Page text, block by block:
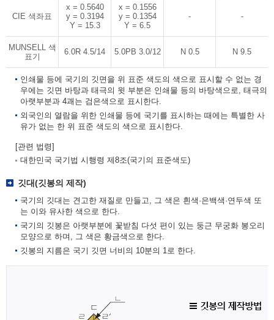
CIE 색좌표
x = 0.5640
y = 0.3194
Y = 15.3
x = 0.1556
y = 0.1354
Y = 6.5
- -
MUNSELL 색
표기
6.0R 4.5/14 5.0PB 3.0/12 N 0.5 N 9.5
인쇄물 등에 국기의 깃면을 위 표준 색도의 색으로 표시할 수 없는 경
우에는 깃면 바탕과 태극의 윗 부분은 인쇄물 등의 바탕색으로, 태극의
아랫부분과 4괘는 검은색으로 표시한다.
외국인의 열람을 위한 인쇄물 등에 국기를 표시하는 때에는 특별한 사
유가 없는 한 위 표준 색도의 색으로 표시한다.
[관련 법령]
대한민국 국기법 시행령 제8조(국기의 표준색도)
깃대(깃봉의 제작)
국기의 깃대는 견고한 재질로 만들고, 그 색은 흰색·은백색·연두색 또
는 이와 유사한 색으로 한다.
국기의 깃봉은 아랫부분에 꽃받침 다섯 편이 있는 둥근 무궁화 봉오리
모양으로 하며, 그 색은 황금색으로 한다.
깃봉의 지름은 국기 깃면 너비의 10분의 1로 한다.